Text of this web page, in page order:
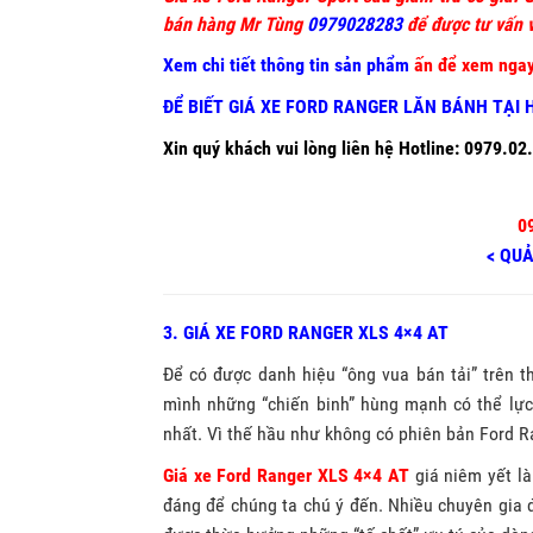
bán hàng Mr Tùng0979028283để được tư vấn
Xem chi tiết thông tin sản phẩm ấn để xem
ĐỂ BIẾT GIÁ XE FORD RANGER LĂN BÁNH TẠI
Xin quý khách vui lòng liên hệ Hotline:
<
3. GIÁ XE FORD RANGER XLS 4×4 AT
Để có được danh hiệu “ông vua bán tải” trên
mình những “chiến binh” hùng mạnh có thể
nhất. Vì thế hầu như không có phiên bản Ford
Giá xe Ford Ranger XLS 4×4 AT giá niêm yết
đáng để chúng ta chú ý đến. Nhiều chuyên